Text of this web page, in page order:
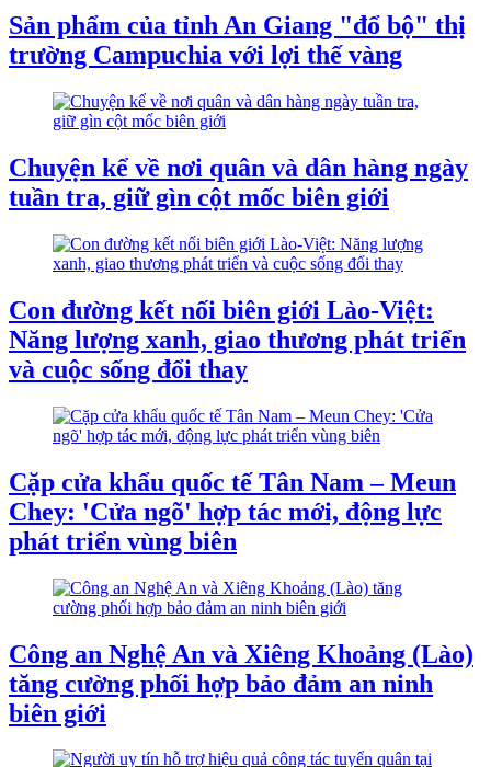
Sản phẩm của tỉnh An Giang "đổ bộ" thị
trường Campuchia với lợi thế vàng
Chuyện kể về nơi quân và dân hàng ngày
tuần tra, giữ gìn cột mốc biên giới
Con đường kết nối biên giới Lào-Việt:
Năng lượng xanh, giao thương phát triển
và cuộc sống đổi thay
Cặp cửa khẩu quốc tế Tân Nam – Meun
Chey: 'Cửa ngõ' hợp tác mới, động lực
phát triển vùng biên
Công an Nghệ An và Xiêng Khoảng (Lào)
tăng cường phối hợp bảo đảm an ninh
biên giới